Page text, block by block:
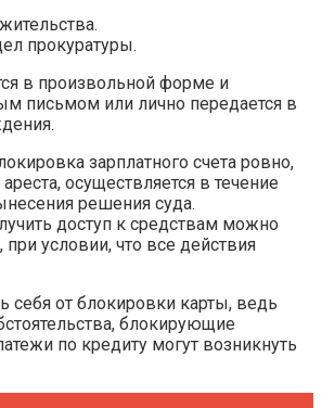
прокуратуры.
в произвольной форме и
письмом или лично передается в
зарплатного счета ровно,
осуществляется в течение
решения суда.
доступ к средствам можно
при условии, что все действия
себя от блокировки карты, ведь
блокирующие
по кредиту могут возникнуть